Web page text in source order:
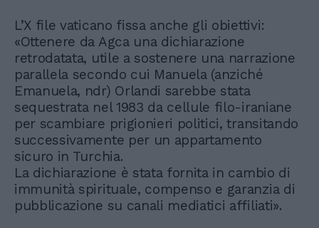
L’X file vaticano fissa anche gli obiettivi:
«Ottenere da Agca una dichiarazione
retrodatata, utile a sostenere una narrazione
parallela secondo cui Manuela (anziché
Emanuela, ndr) Orlandi sarebbe stata
sequestrata nel 1983 da cellule filo-iraniane
per scambiare prigionieri politici, transitando
successivamente per un appartamento
sicuro in Turchia.
La dichiarazione è stata fornita in cambio di
immunità spirituale, compenso e garanzia di
pubblicazione su canali mediatici affiliati».